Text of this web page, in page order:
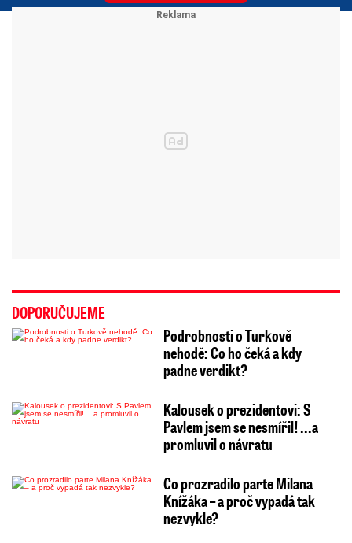
DOPORUČUJEME
Podrobnosti o Turkově
nehodě: Co ho čeká a kdy
padne verdikt?
Kalousek o prezidentovi: S
Pavlem jsem se nesmířil! ...a
promluvil o návratu
Co prozradilo parte Milana
Knížáka – a proč vypadá tak
nezvykle?